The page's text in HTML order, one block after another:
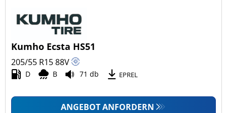
Kumho Ecsta HS51
205/55 R1588V
D B 71 db EPREL
ANGEBOT ANFORDERN